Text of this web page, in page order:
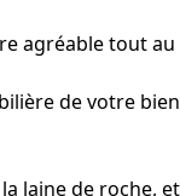
tout au
de votre
laine de roche,